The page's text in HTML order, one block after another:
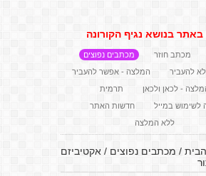
בנושא נגיף הקורונה
מכתב חוזר
מכתבים נפוצים
להעביר
המלצה - אפשר להעביר
- לכאן ולכאן
תרמית
לשימוש במייל
חדשות האתר
ללא המלצה
/ מכתבים נפוצים /אקטיביזם